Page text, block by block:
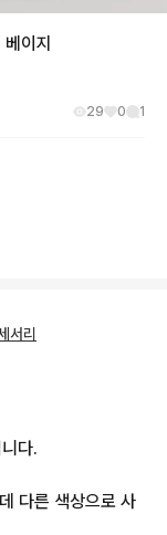
이지
29 0 1
서리
다.
다른 색상으로 사